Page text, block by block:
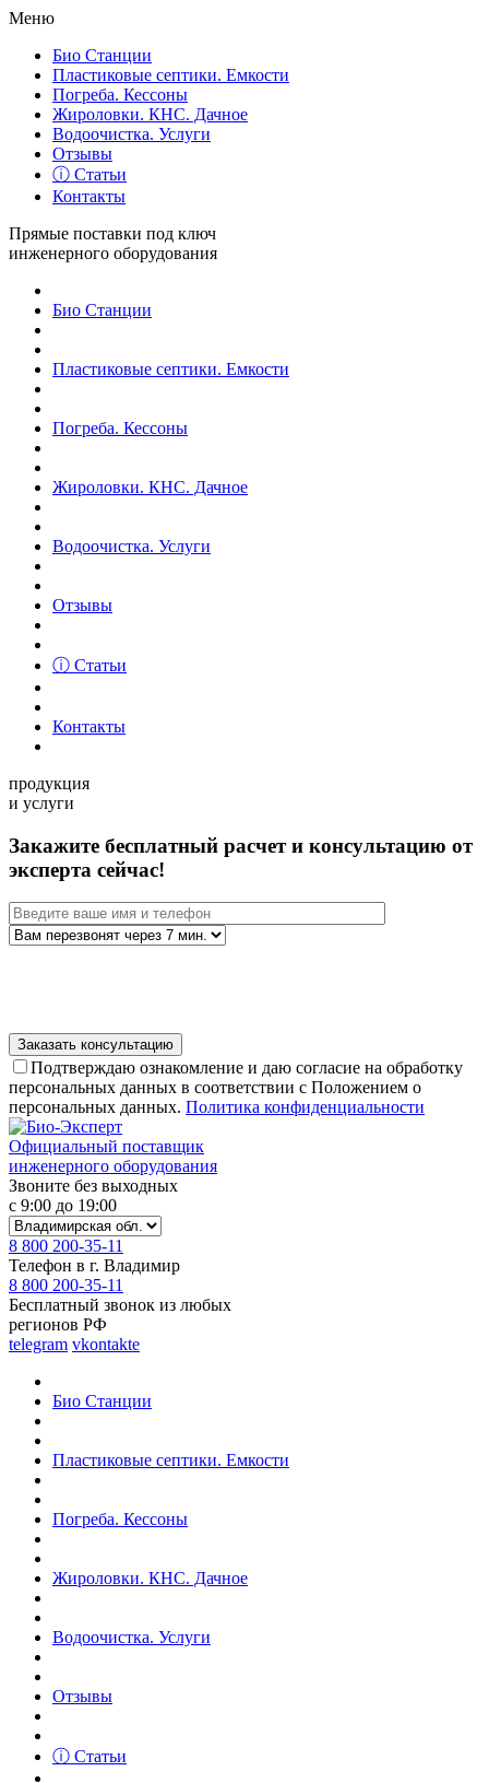
Меню
Био Станции
Пластиковые септики. Емкости
Погреба. Кессоны
Жироловки. КНС. Дачное
Водоочистка. Услуги
Отзывы
ⓘ Статьи
Контакты
Прямые поставки под ключ
инженерного оборудования
Био Станции
Пластиковые септики. Емкости
Погреба. Кессоны
Жироловки. КНС. Дачное
Водоочистка. Услуги
Отзывы
ⓘ Статьи
Контакты
продукция
и услуги
Закажите бесплатный расчет и консультацию от
эксперта сейчас!
Подтверждаю ознакомление и даю согласие на обработку
персональных данных в соответствии с Положением о
персональных данных. Политика конфиденциальности
Официальный поставщик
инженерного оборудования
Звоните без выходных
с 9:00 до 19:00
8 800 200-35-11
Телефон в г. Владимир
8 800 200-35-11
Бесплатный звонок из любых
регионов РФ
telegram vkontakte
Био Станции
Пластиковые септики. Емкости
Погреба. Кессоны
Жироловки. КНС. Дачное
Водоочистка. Услуги
Отзывы
ⓘ Статьи